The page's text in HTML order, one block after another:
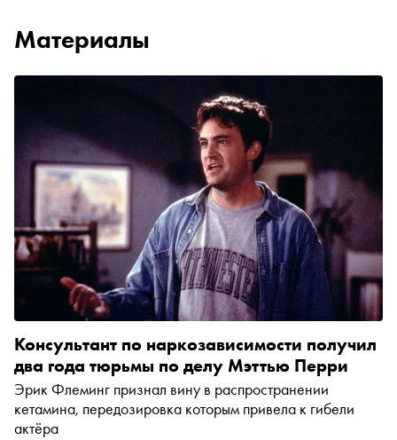
Материалы
Консультант по наркозависимости получил
два года тюрьмы по делу Мэттью Перри
Эрик Флеминг признал вину в распространении
кетамина, передозировка которым привела к гибели
актёра